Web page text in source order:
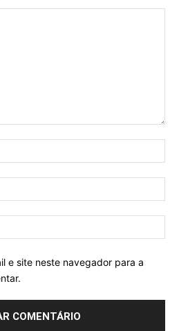
e site neste navegador para a